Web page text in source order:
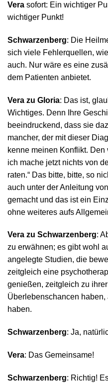
Vera sofort: Ein wichtiger
wichtiger Punkt!
Schwarzenberg: Die
sich viele Fehlerquellen,
auch. Nur wäre es eine
dem Patienten anbietet.
Vera zu Gloria: Das ist,
Wichtiges. Denn Ihre
beeindruckend, dass sie
mancher, der mit dieser
kenne meinen Konflikt.
ich mache jetzt nichts von
raten.“ Das bitte, bitte, so
auch unter der Anleitung
gemacht und das ist ein
ohne weiteres aufs
Vera zu Schwarzenberg:
zu erwähnen; es gibt wohl
angelegte Studien, die
zeitgleich eine
genießen, zeitgleich zu ihrer
Überlebenschancen
haben.
Schwarzenberg: Ja,
Vera: Das Gemeinsame!
Schwarzenberg: Richtig!